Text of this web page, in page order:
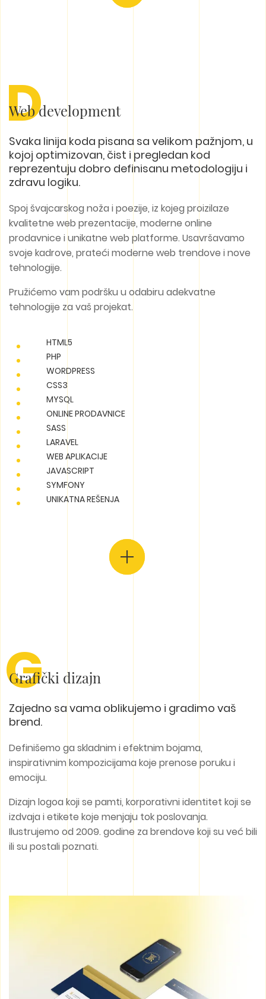
D
Web development
Svaka linija koda pisana sa velikom pažnjom, u
kojoj optimizovan, čist i pregledan kod
reprezentuju dobro definisanu metodologiju i
zdravu logiku.
Spoj švajcarskog noža i poezije, iz kojeg proizilaze
kvalitetne web prezentacije, moderne online
prodavnice i unikatne web platforme. Usavršavamo
svoje kadrove, prateći moderne web trendove i nove
tehnologije.
Pružićemo vam podršku u odabiru adekvatne
tehnologije za vaš projekat.
HTML5
PHP
WORDPRESS
CSS3
MYSQL
ONLINE PRODAVNICE
SASS
LARAVEL
WEB APLIKACIJE
JAVASCRIPT
SYMFONY
UNIKATNA REŠENJA
G
Grafički dizajn
Zajedno sa vama oblikujemo i gradimo vaš
brend.
Definišemo ga skladnim i efektnim bojama,
inspirativnim kompozicijama koje prenose poruku i
emociju.
Dizajn logoa koji se pamti, korporativni identitet koji se
izdvaja i etikete koje menjaju tok poslovanja.
Ilustrujemo od 2009. godine za brendove koji su već bili
ili su postali poznati.